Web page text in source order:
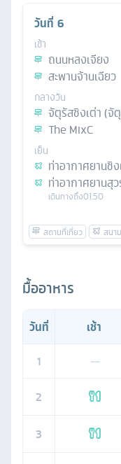
วันที่ 6
เช้า
ถนนหลงเจียง
สะพานจ้านเฉียว
กลางวัน
จัตุรัสชิงเต่า (จั
The MixC
เย็น
ท่าอากาศยานชิ
ท่าอากาศยานสุ
เดินทางถึง01.50
มื้ออาหาร
วันที่ เช้า
1
—
2
3